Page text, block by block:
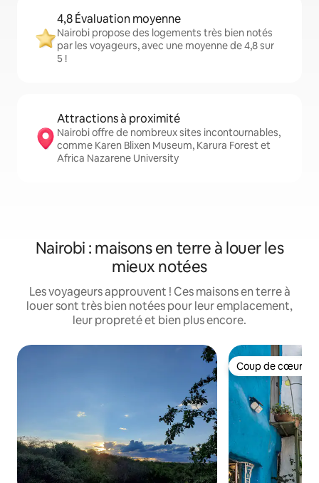
4,8 Évaluation moyenne
Nairobi propose des logements très bien notés
par les voyageurs, avec une moyenne de 4,8 sur
5 !
Attractions à proximité
Nairobi offre de nombreux sites incontournables,
comme Karen Blixen Museum, Karura Forest et
Africa Nazarene University
Nairobi : maisons en terre à louer les
mieux notées
Les voyageurs approuvent ! Ces maisons en terre à
louer sont très bien notées pour leur emplacement,
leur propreté et bien plus encore.
Coup de cœur
Coup de cœur